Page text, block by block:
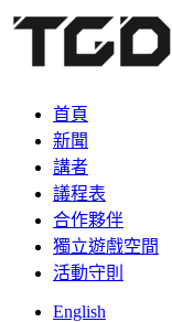
首頁
新聞
講者
議程表
合作夥伴
獨立遊戲空間
活動守則
English